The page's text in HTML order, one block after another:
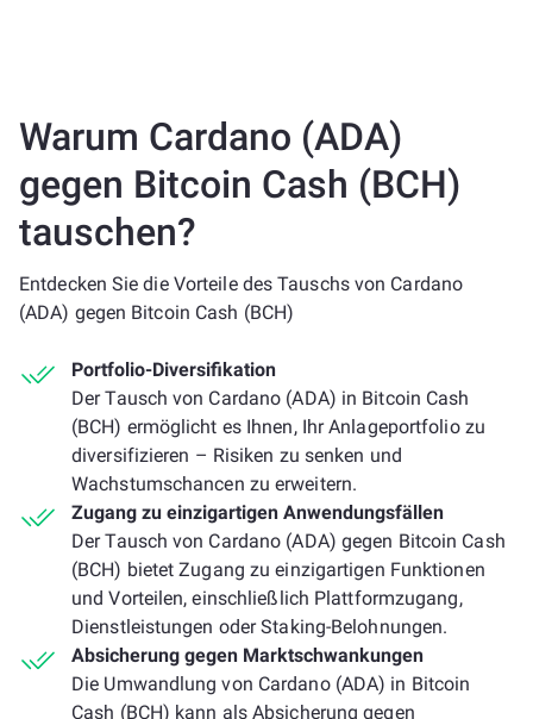
Warum Cardano (ADA)
gegen Bitcoin Cash (BCH)
tauschen?
Entdecken Sie die Vorteile des Tauschs von Cardano
(ADA) gegen Bitcoin Cash (BCH)
Portfolio-Diversifikation
Der Tausch von Cardano (ADA) in Bitcoin Cash
(BCH) ermöglicht es Ihnen, Ihr Anlageportfolio zu
diversifizieren – Risiken zu senken und
Wachstumschancen zu erweitern.
Zugang zu einzigartigen Anwendungsfällen
Der Tausch von Cardano (ADA) gegen Bitcoin Cash
(BCH) bietet Zugang zu einzigartigen Funktionen
und Vorteilen, einschließlich Plattformzugang,
Dienstleistungen oder Staking-Belohnungen.
Absicherung gegen Marktschwankungen
Die Umwandlung von Cardano (ADA) in Bitcoin
Cash (BCH) kann als Absicherung gegen